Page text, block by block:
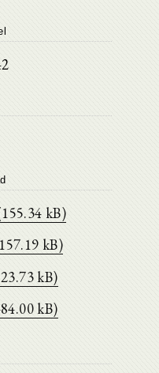
kB)
kB)
kB)
kB)